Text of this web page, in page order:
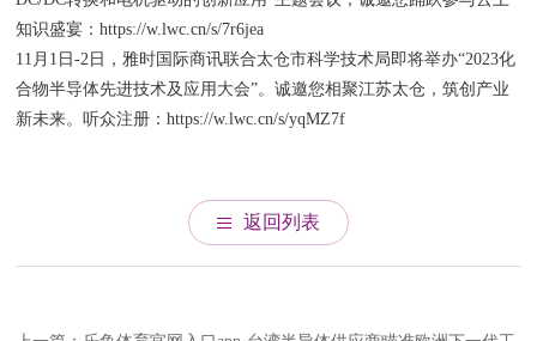
知识盛宴：https://w.lwc.cn/s/7r6jea
11月1日-2日，雅时国际商讯联合太仓市科学技术局即将举办“2023化
合物半导体先进技术及应用大会”。诚邀您相聚江苏太仓，筑创产业
新未来。听众注册：https://w.lwc.cn/s/yqMZ7f
返回列表